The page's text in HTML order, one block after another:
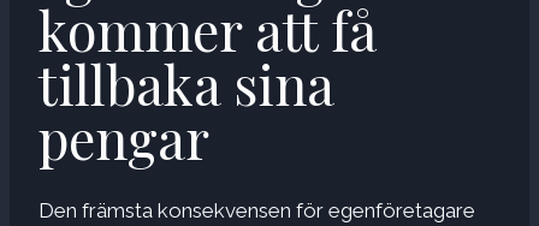
kommer att få
tillbaka sina
pengar
Den främsta konsekvensen för egenföretagare